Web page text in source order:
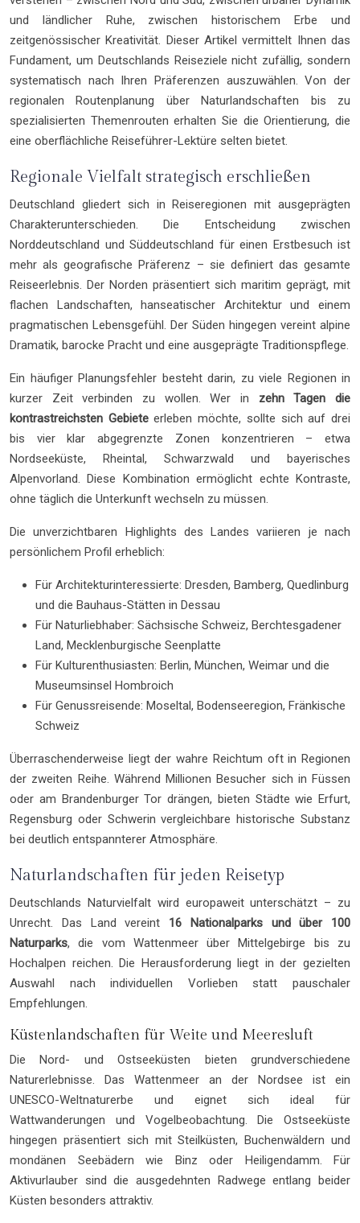
und ländlicher Ruhe, zwischen historischem Erbe und
zeitgenössischer Kreativität. Dieser Artikel vermittelt Ihnen das
Fundament, um Deutschlands Reiseziele nicht zufällig, sondern
systematisch nach Ihren Präferenzen auszuwählen. Von der
regionalen Routenplanung über Naturlandschaften bis zu
spezialisierten Themenrouten erhalten Sie die Orientierung, die
eine oberflächliche Reiseführer-Lektüre selten bietet.
Regionale Vielfalt strategisch erschließen
Deutschland gliedert sich in Reiseregionen mit ausgeprägten
Charakterunterschieden. Die Entscheidung zwischen
Norddeutschland und Süddeutschland für einen Erstbesuch ist
mehr als geografische Präferenz – sie definiert das gesamte
Reiseerlebnis. Der Norden präsentiert sich maritim geprägt, mit
flachen Landschaften, hanseatischer Architektur und einem
pragmatischen Lebensgefühl. Der Süden hingegen vereint alpine
Dramatik, barocke Pracht und eine ausgeprägte Traditionspflege.
Ein häufiger Planungsfehler besteht darin, zu viele Regionen in
kurzer Zeit verbinden zu wollen. Wer in zehn Tagen die
kontrastreichsten Gebieteerleben möchte, sollte sich auf drei
bis vier klar abgegrenzte Zonen konzentrieren – etwa
Nordseeküste, Rheintal, Schwarzwald und bayerisches
Alpenvorland. Diese Kombination ermöglicht echte Kontraste,
ohne täglich die Unterkunft wechseln zu müssen.
Die unverzichtbaren Highlights des Landes variieren je nach
persönlichem Profil erheblich:
Für Architekturinteressierte: Dresden, Bamberg, Quedlinburg
und die Bauhaus-Stätten in Dessau
Für Naturliebhaber: Sächsische Schweiz, Berchtesgadener
Land, Mecklenburgische Seenplatte
Für Kulturenthusiasten: Berlin, München, Weimar und die
Museumsinsel Hombroich
Für Genussreisende: Moseltal, Bodenseeregion, Fränkische
Schweiz
Überraschenderweise liegt der wahre Reichtum oft in Regionen
der zweiten Reihe. Während Millionen Besucher sich in Füssen
oder am Brandenburger Tor drängen, bieten Städte wie Erfurt,
Regensburg oder Schwerin vergleichbare historische Substanz
bei deutlich entspannterer Atmosphäre.
Naturlandschaften für jeden Reisetyp
Deutschlands Naturvielfalt wird europaweit unterschätzt – zu
Unrecht. Das Land vereint 16 Nationalparks und über 100
Naturparks, die vom Wattenmeer über Mittelgebirge bis zu
Hochalpen reichen. Die Herausforderung liegt in der gezielten
Auswahl nach individuellen Vorlieben statt pauschaler
Empfehlungen.
Küstenlandschaften für Weite und Meeresluft
Die Nord- und Ostseeküsten bieten grundverschiedene
Naturerlebnisse. Das Wattenmeer an der Nordsee ist ein
UNESCO-Weltnaturerbe und eignet sich ideal für
Wattwanderungen und Vogelbeobachtung. Die Ostseeküste
hingegen präsentiert sich mit Steilküsten, Buchenwäldern und
mondänen Seebädern wie Binz oder Heiligendamm. Für
Aktivurlauber sind die ausgedehnten Radwege entlang beider
Küsten besonders attraktiv.